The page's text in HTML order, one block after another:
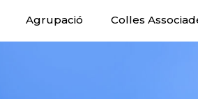
Agrupació Colles